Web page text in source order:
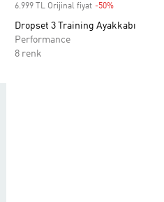
6.999 TL Orijinal fiyat -50%
Dropset 3 Training Ayakkabı
Performance
8 renk